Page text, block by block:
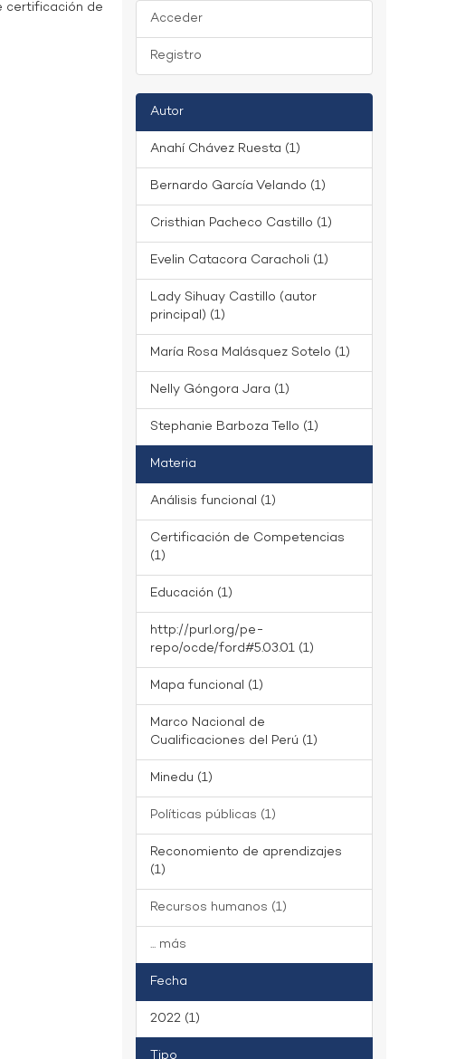
certificación de
Acceder
Registro
Autor
Anahí Chávez Ruesta (1)
Bernardo García Velando (1)
Cristhian Pacheco Castillo (1)
Evelin Catacora Caracholi (1)
Lady Sihuay Castillo (autor
principal) (1)
María Rosa Malásquez Sotelo (1)
Nelly Góngora Jara (1)
Stephanie Barboza Tello (1)
Materia
Análisis funcional (1)
Certificación de Competencias
(1)
Educación (1)
http://purl.org/pe-
repo/ocde/ford#5.03.01 (1)
Mapa funcional (1)
Marco Nacional de
Cualificaciones del Perú (1)
Minedu (1)
Políticas públicas (1)
Reconomiento de aprendizajes
(1)
Recursos humanos (1)
... más
Fecha
2022 (1)